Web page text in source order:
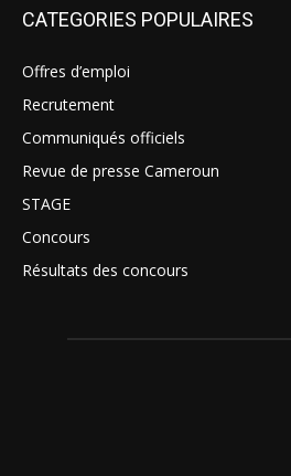
CATEGORIES POPULAIRES
Offres d’emploi
Recrutement
Communiqués officiels
Revue de presse Cameroun
STAGE
Concours
Résultats des concours